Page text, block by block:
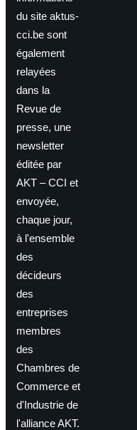
du site aktus-
cci.be sont
également
relayées
dans la
Revue de
presse, une
newsletter
éditée par
AKT – CCI et
envoyée,
chaque jour,
à l'ensemble
des
décideurs
des
entreprises
membres
des
Chambres de
Commerce et
d'Industrie de
l'alliance AKT.